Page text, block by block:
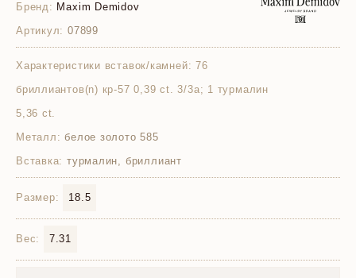
Бренд: Maxim Demidov
Артикул: 07899
Характеристики вставок/камней: 76
бриллиантов(n) кр-57 0,39 ct. 3/3а; 1 турмалин
5,36 ct.
Металл: белое золото 585
Вставка: турмалин, бриллиант
Размер: 18.5
Вес: 7.31